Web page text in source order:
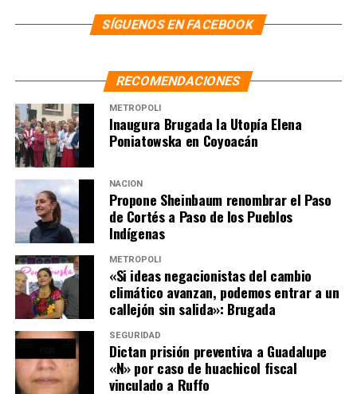
SÍGUENOS EN FACEBOOK
RECOMENDACIONES
METRÓPOLI
Inaugura Brugada la Utopía Elena
Poniatowska en Coyoacán
NACIÓN
Propone Sheinbaum renombrar el Paso
de Cortés a Paso de los Pueblos
Indígenas
METRÓPOLI
«Si ideas negacionistas del cambio
climático avanzan, podemos entrar a un
callejón sin salida»: Brugada
SEGURIDAD
Dictan prisión preventiva a Guadalupe
«N» por caso de huachicol fiscal
vinculado a Ruffo